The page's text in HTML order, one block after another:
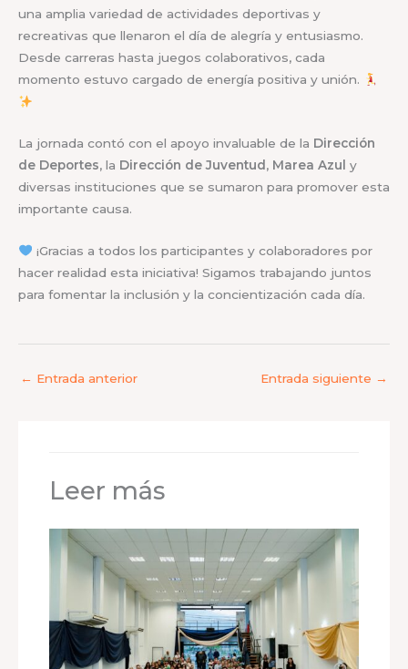
una amplia variedad de actividades deportivas y
recreativas que llenaron el día de alegría y entusiasmo.
Desde carreras hasta juegos colaborativos, cada
momento estuvo cargado de energía positiva y unión.
La jornada contó con el apoyo invaluable de la Dirección
de Deportes, la Dirección de Juventud , Marea Azul y
diversas instituciones que se sumaron para promover esta
importante causa.
¡Gracias a todos los participantes y colaboradores por
hacer realidad esta iniciativa! Sigamos trabajando juntos
para fomentar la inclusión y la concientización cada día.
← Entrada anterior Entrada siguiente →
Leer más